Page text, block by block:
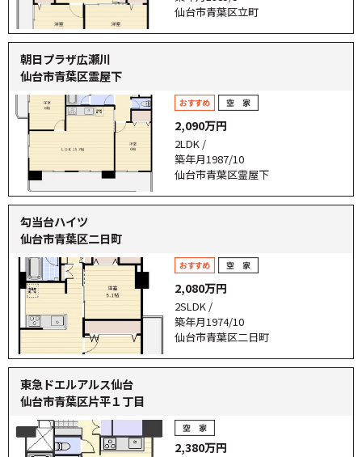
仙台市青葉区立町
朝日プラザ広瀬川
仙台市青葉区霊屋下
2,090万円
2LDK /
築年月1987/10
仙台市青葉区霊屋下
勾当台ハイツ
仙台市青葉区二日町
2,080万円
2SLDK /
築年月1974/10
仙台市青葉区二日町
東急ドエルアルス仙台
仙台市青葉区片平１丁目
2,380万円